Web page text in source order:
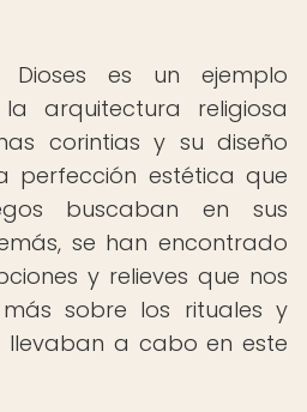
es un ejemplo
arquitectura religiosa
corintias y su diseño
perfección estética que
buscaban en sus
se han encontrado
y relieves que nos
sobre los rituales y
llevaban a cabo en este